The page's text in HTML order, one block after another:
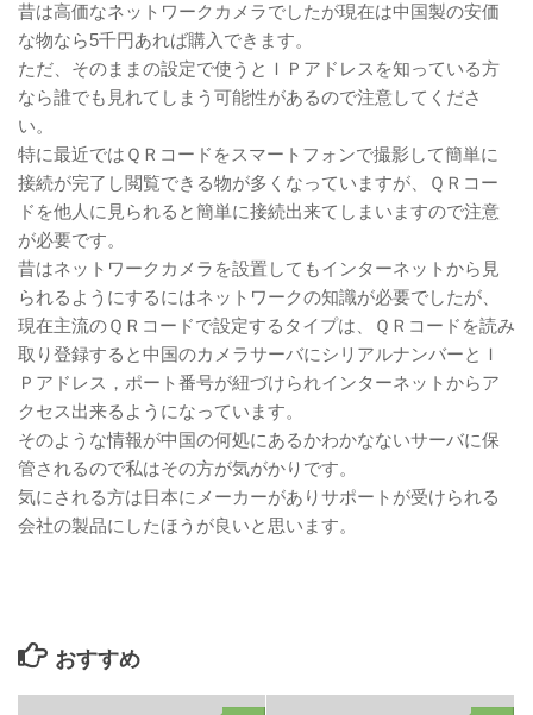
昔は高価なネットワークカメラでしたが現在は中国製の安価
な物なら5千円あれば購入できます。
ただ、そのままの設定で使うとＩＰアドレスを知っている方
なら誰でも見れてしまう可能性があるので注意してくださ
い。
特に最近ではＱＲコードをスマートフォンで撮影して簡単に
接続が完了し閲覧できる物が多くなっていますが、ＱＲコー
ドを他人に見られると簡単に接続出来てしまいますので注意
が必要です。
昔はネットワークカメラを設置してもインターネットから見
られるようにするにはネットワークの知識が必要でしたが、
現在主流のＱＲコードで設定するタイプは、ＱＲコードを読み
取り登録すると中国のカメラサーバにシリアルナンバーとＩ
Ｐアドレス，ポート番号が紐づけられインターネットからア
クセス出来るようになっています。
そのような情報が中国の何処にあるかわかなないサーバに保
管されるので私はその方が気がかりです。
気にされる方は日本にメーカーがありサポートが受けられる
会社の製品にしたほうが良いと思います。
おすすめ